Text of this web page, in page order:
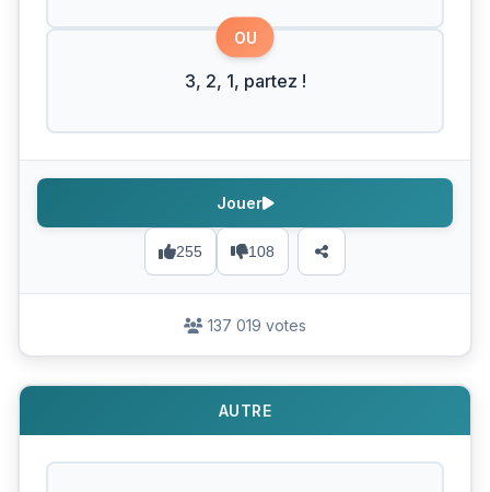
OU
3, 2, 1, partez !
255 108
Jouer
137 019 votes
AUTRE